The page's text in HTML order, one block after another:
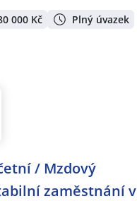
000 Kč Plný úvazek
/ Mzdový
zaměstnání v